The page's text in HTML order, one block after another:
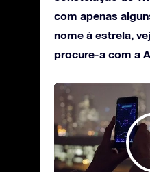
com apenas
nome à estrela,
procure-a com a